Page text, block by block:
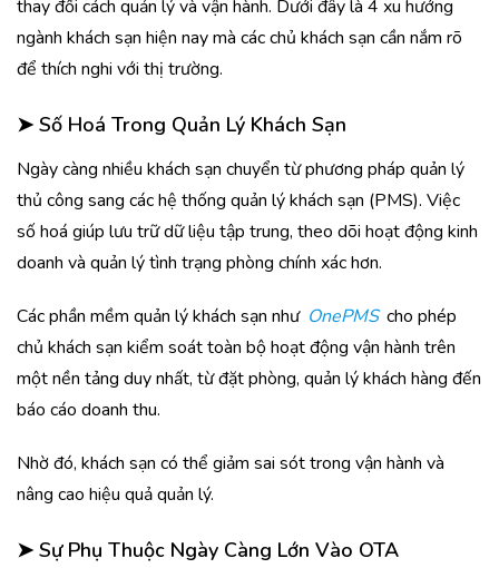
thay đổi cách quản lý và vận hành. Dưới đây là 4 xu hướng
ngành khách sạn hiện nay mà các chủ khách sạn cần nắm rõ
để thích nghi với thị trường.
➤ Số Hoá Trong Quản Lý Khách Sạn
Ngày càng nhiều khách sạn chuyển từ phương pháp quản lý
thủ công sang các hệ thống quản lý khách sạn (PMS). Việc
số hoá giúp lưu trữ dữ liệu tập trung, theo dõi hoạt động kinh
doanh và quản lý tình trạng phòng chính xác hơn.
Các phần mềm quản lý khách sạn như OnePMS cho phép
chủ khách sạn kiểm soát toàn bộ hoạt động vận hành trên
một nền tảng duy nhất, từ đặt phòng, quản lý khách hàng đến
báo cáo doanh thu.
Nhờ đó, khách sạn có thể giảm sai sót trong vận hành và
nâng cao hiệu quả quản lý.
➤ Sự Phụ Thuộc Ngày Càng Lớn Vào OTA